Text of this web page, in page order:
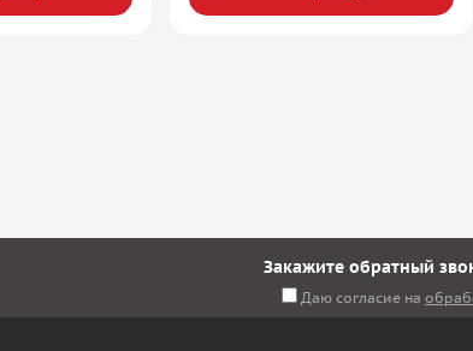
Закажите обратный
Даю согласие на